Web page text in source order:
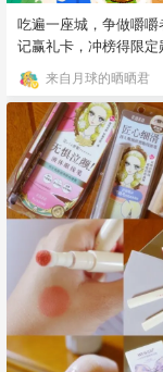
吃遍一座城，争做嚼
记赢礼卡，冲榜得限定
来自月球的晒晒君